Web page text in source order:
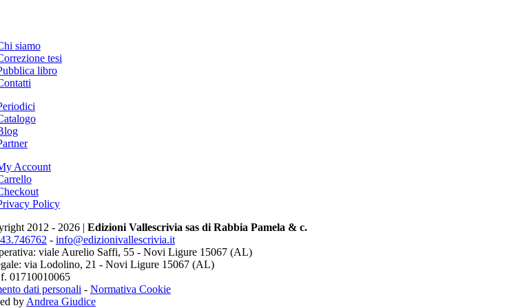
siamo
tesi
libro
Account
Policy
2012 - 2026 | Edizioni Vallescrivia sas di Rabbia Pamela & c.
- info@edizionivallescrivia.it
viale Aurelio Saffi, 55 - Novi Ligure 15067 (AL)
via Lodolino, 21 - Novi Ligure 15067 (AL)
01710010065
dati personali- Normativa Cookie
byAndrea Giudice